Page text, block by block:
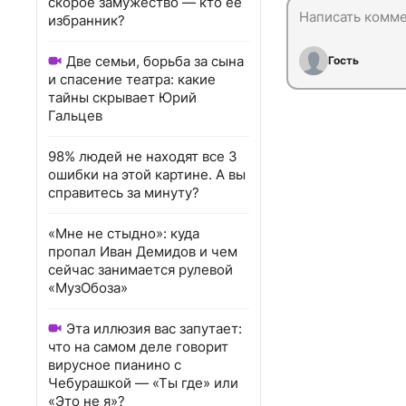
избранник?
Две семьи, борьба за сына
и спасение театра: какие
тайны скрывает Юрий
Гальцев
98% людей не находят все 3
ошибки на этой картине. А вы
справитесь за минуту?
«Мне не стыдно»: куда
пропал Иван Демидов и чем
сейчас занимается рулевой
«МузОбоза»
Эта иллюзия вас запутает:
что на самом деле говорит
вирусное пианино с
Чебурашкой — «Ты где» или
«Это не я»?
Гость